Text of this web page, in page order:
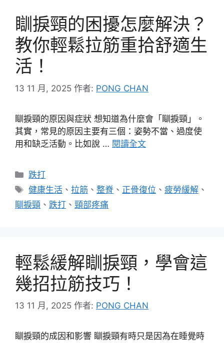
瞓捩頸的困擾怎麼解決？
教你輕鬆拉筋重拾舒適生
活！
13 11 月, 2025 作者: PONG CHAN
瞓捩頸的原因與症狀 想知道為什麼會「瞓捩頸」。
其實，常見的原因主要有三個：姿勢不當、過度使
用和缺乏活動。比如說 … 閱讀全文
分
類
跌打
標
籤
健康生活 、 拉筋 、整脊 、 正骨復位 、疲勞緩解 、
瞓捩頸 、 跌打 、 頸部疼痛
輕鬆緩解瞓捩頸，學會這
幾招拉筋技巧！
13 11 月, 2025 作者: PONG CHAN
瞓捩頸的成因和影響 瞓捩頸有時只是因為在睡覺時